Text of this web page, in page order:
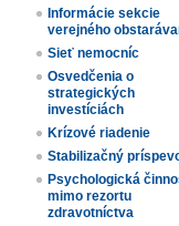
Informácie sekcie
verejného
Sieť nemocníc
Osvedčenia o
strategických
investíciách
Krízové riadenie
Stabilizačný
Psychologická
mimo rezortu
zdravotníctva